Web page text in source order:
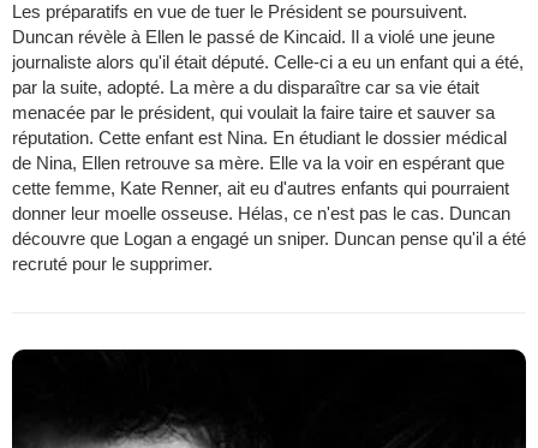
Les préparatifs en vue de tuer le Président se poursuivent.
Duncan révèle à Ellen le passé de Kincaid. Il a violé une jeune
journaliste alors qu'il était député. Celle-ci a eu un enfant qui a été,
par la suite, adopté. La mère a du disparaître car sa vie était
menacée par le président, qui voulait la faire taire et sauver sa
réputation. Cette enfant est Nina. En étudiant le dossier médical
de Nina, Ellen retrouve sa mère. Elle va la voir en espérant que
cette femme, Kate Renner, ait eu d'autres enfants qui pourraient
donner leur moelle osseuse. Hélas, ce n'est pas le cas. Duncan
découvre que Logan a engagé un sniper. Duncan pense qu'il a été
recruté pour le supprimer.